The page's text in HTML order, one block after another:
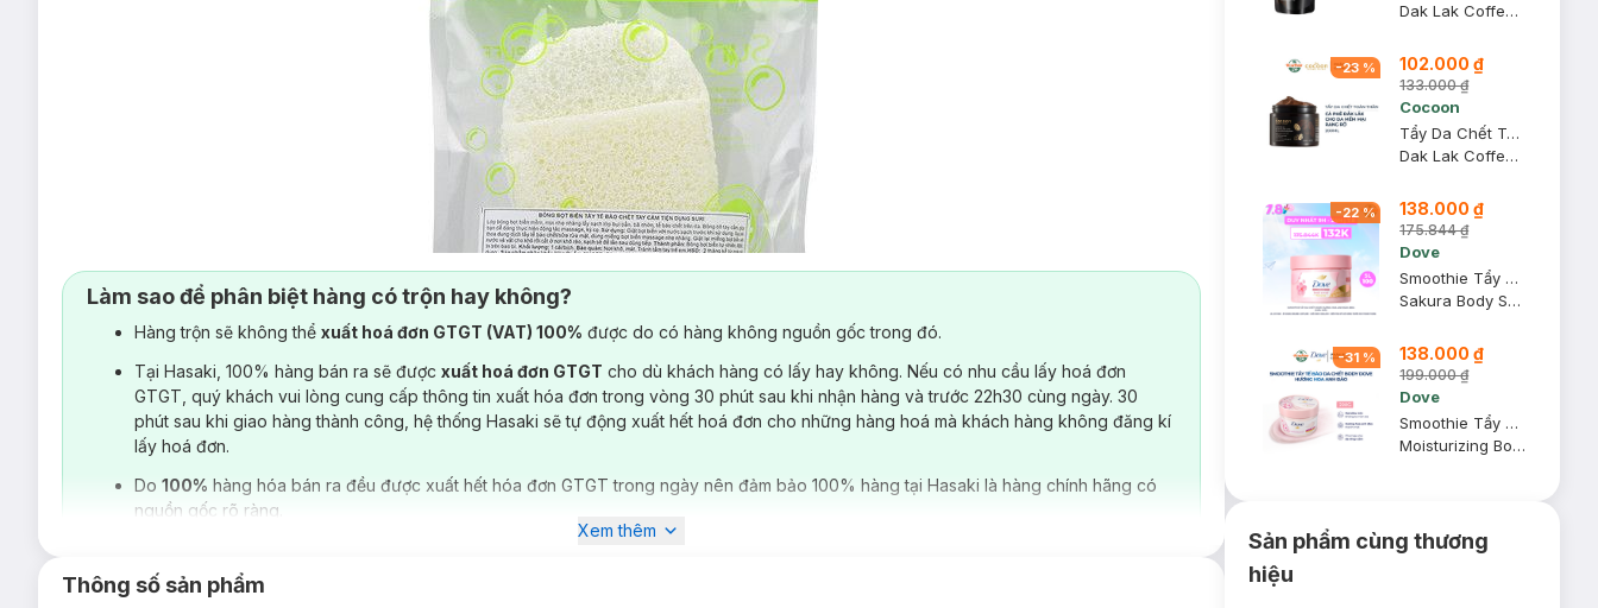
là thương hiệu chuyên sản xuất các dòng mỹ phẩm và phụ kiện trang điểm với giá thành phải chăng, đa dạng phù hợp với mọi lứa tuổi.
là một trong những sản phẩm rất được ưa chuộng của
Công dụng:
Làm sao để phân biệt hàng có trộn hay không?
Hàng trộn sẽ không thể xuất hoá đơn GTGT (VAT) 100% được do có hàng không nguồn gốc trong đó.
Tại Hasaki, 100% hàng bán ra sẽ được xuất hoá đơn GTGT cho dù khách hàng có lấy hay không. Nếu có nhu cầu lấy hoá đơn
GTGT, quý khách vui lòng cung cấp thông tin xuất hóa đơn trong vòng 30 phút sau khi nhận hàng và trước 22h30 cùng ngày. 30
phút sau khi giao hàng thành công, hệ thống Hasaki sẽ tự động xuất hết hoá đơn cho những hàng hoá mà khách hàng không đăng kí
lấy hoá đơn.
Do 100% hàng hóa bán ra đều được xuất hết hóa đơn GTGT trong ngày nên đảm bảo 100% hàng tại Hasaki là hàng chính hãng có
nguồn gốc rõ ràng.
Xem thêm
Thông số sản phẩm
Dak Lak Coffee Body Polish
-23 % 102.000 ₫
133.000 ₫
Cocoon
Tẩy Da Chết Toàn Thân Cocoon Cà Phê Đắk Lắk 200ml
Dak Lak Coffee Body Polish
-22% 138.000 ₫
175.844 ₫
Dove
Smoothie Tẩy Da Chết Dove Hương Hoa Anh Đào 280g (Mẫu Mới)
Sakura Body Scrub
-31 % 138.000 ₫
199.000 ₫
Dove
Smoothie Tẩy Da Chết Dove Hương Hoa Anh Đào 298g
Moisturizing Body Scrub Sakura Fragrance
Sản phẩm cùng thương
hiệu